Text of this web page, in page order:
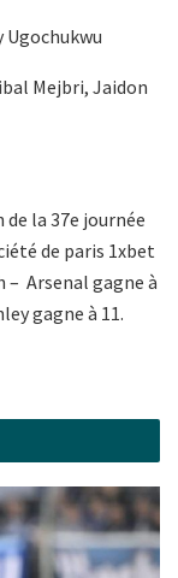
Ugochukwu
Mejbri, Jaidon
la 37e journée
de paris 1xbet
– Arsenal gagne à
gagne à 11.